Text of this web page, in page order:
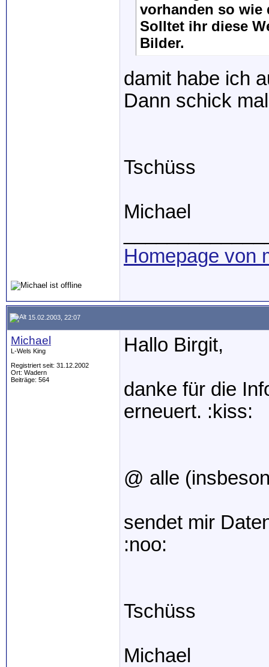
vorhanden so wie
Solltet ihr diese
Bilder.
damit habe ich
Dann schick
Tschüss
Michael
Homepage von
15.02.2003, 22:07
Michael
L-Wels King
Registriert seit: 31.12.2002
Ort: Wadern
Beiträge: 564
Hallo Birgit,
danke für die
erneuert. :kiss:
@ alle
sendet mir
:noo:
Tschüss
Michael